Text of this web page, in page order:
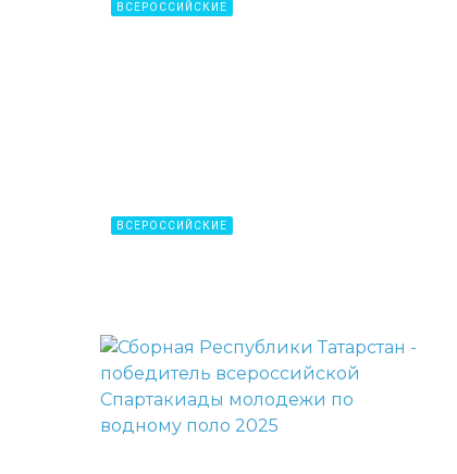
ВСЕРОССИЙСКИЕ
ВСЕРОССИЙСКИЕ